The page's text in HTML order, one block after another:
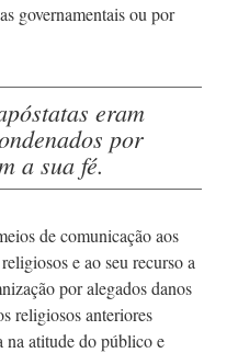
governamentais ou por
eram
por
a sua fé.
de comunicação aos
e ao seu recurso a
por alegados danos
religiosos anteriores
na atitude do público e